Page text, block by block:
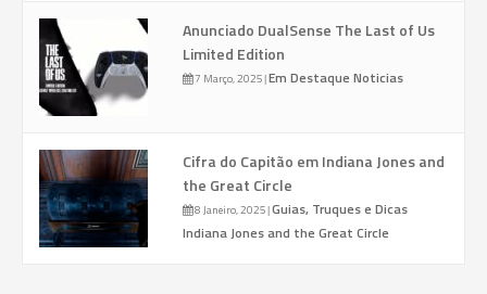
Anunciado DualSense The Last of Us
Limited Edition
7 Março, 2025|Em Destaque Noticias
Cifra do Capitão em Indiana Jones and
the Great Circle
8 Janeiro, 2025|Guias, Truques e Dicas
Indiana Jones and the Great Circle